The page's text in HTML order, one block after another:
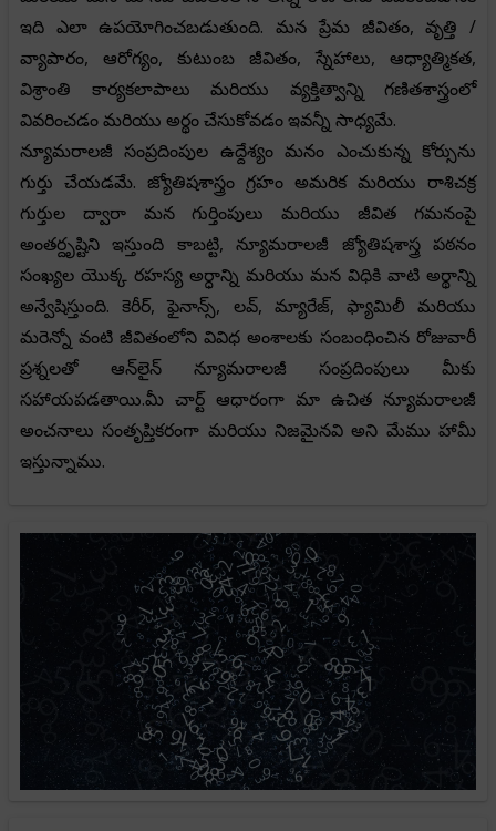
ఇది ఎలా ఉపయోగించబడుతుంది. మన ప్రేమ జీవితం, వృత్తి /
వ్యాపారం, ఆరోగ్యం, కుటుంబ జీవితం, స్నేహాలు, ఆధ్యాత్మికత,
విశ్రాంతి కార్యకలాపాలు మరియు వ్యక్తిత్వాన్ని గణితశాస్త్రంలో
వివరించడం మరియు అర్థం చేసుకోవడం ఇవన్నీ సాధ్యమే.
న్యూమరాలజీ సంప్రదింపుల ఉద్దేశ్యం మనం ఎంచుకున్న కోర్సును
గుర్తు చేయడమే. జ్యోతిషశాస్త్రం గ్రహం అమరిక మరియు రాశిచక్ర
గుర్తుల ద్వారా మన గుర్తింపులు మరియు జీవిత గమనంపై
అంతర్దృష్టిని ఇస్తుంది కాబట్టి, న్యూమరాలజీ జ్యోతిషశాస్త్ర పఠనం
సంఖ్యల యొక్క రహస్య అర్ధాన్ని మరియు మన విధికి వాటి అర్థాన్ని
అన్వేషిస్తుంది. కెరీర్, ఫైనాన్స్, లవ్, మ్యారేజ్, ఫ్యామిలీ మరియు
మరెన్నో వంటి జీవితంలోని వివిధ అంశాలకు సంబంధించిన రోజువారీ
ప్రశ్నలతో ఆన్‌లైన్ న్యూమరాలజీ సంప్రదింపులు మీకు
సహాయపడతాయి.మీ చార్ట్ ఆధారంగా మా ఉచిత న్యూమరాలజీ
అంచనాలు సంతృప్తికరంగా మరియు నిజమైనవి అని మేము హామీ
ఇస్తున్నాము.